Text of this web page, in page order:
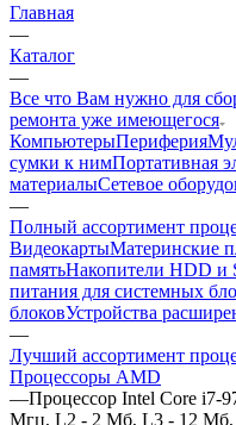
Главная
—
Каталог
—
Все что Вам нужно для
ремонта уже имеющегося
КомпьютерыПериферия
сумки к нимПортативная
материалыСетевое
—
Полный ассортимент
ВидеокартыМатеринские
памятьНакопители HDD и
питания для системных
блоковУстройства
—
Лучший ассортимент
Процессоры AMD
—Процессор Intel Core i7-
Мгц, L2 - 2 Мб, L3 - 12